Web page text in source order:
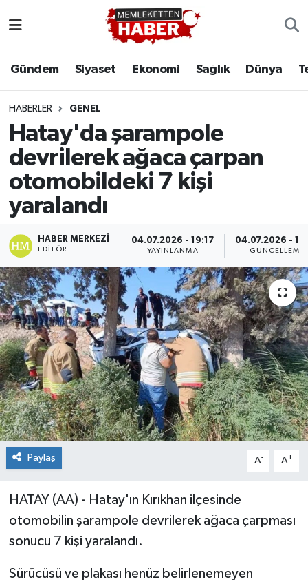
Gündem Siyaset Ekonomi Sağlık Dünya
HABERLER GENEL
Hatay'da şarampole
devrilerek ağaca çarpan
otomobildeki 7 kişi
yaralandı
HABER MERKEZI
EDITÖR
04.07.2026 - 19:17
YAYINLANMA
04.07.2026 -
GÜNCELLEME
Paylaş A- A+
HATAY (AA) - Hatay'ın Kırıkhan ilçesinde
otomobilin şarampole devrilerek ağaca çarpması
sonucu 7 kişi yaralandı.
Sürücüsü ve plakası henüz belirlenemeyen